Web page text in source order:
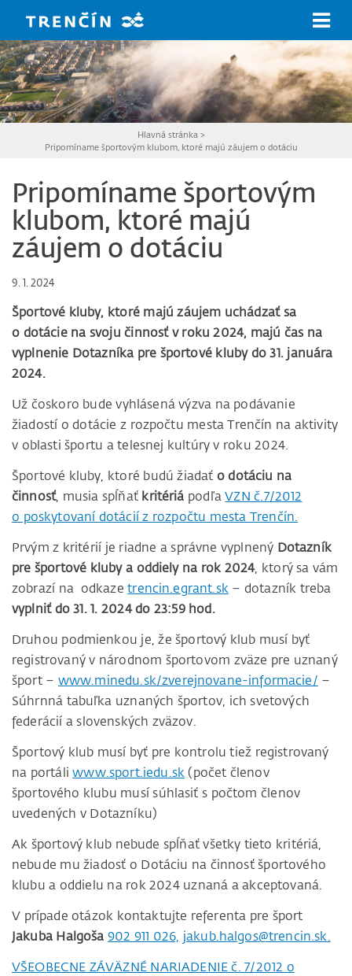
Hlavná stránka >
Pripomíname športovým klubom, ktoré majú záujem o dotáciu
Pripomíname športovým
klubom, ktoré majú
záujem o dotáciu
9. 1. 2024
Športové kluby, ktoré majú záujem uchádzať sa
o dotácie na svoju činnosť v roku 2024, majú čas na
vyplnenie Dotazníka pre športové kluby do 31. januára
2024.
Už čoskoro bude vyhlásená výzva na podávanie
žiadostí o dotácie z rozpočtu mesta Trenčín na aktivity
v oblasti športu a telesnej kultúry v roku 2024.
Športové kluby, ktoré budú žiadať o dotáciu na
činnosť, musia spĺňať kritériá podľaVZN č.7/2012
o poskytovaní dotácií z rozpočtu mesta Trenčín.
Prvým z kritérií je riadne a správne vyplnený Dotazník
pre športové kluby a oddiely na rok 2024, ktorý sa vám
zobrazí na odkazetrencin.egrant.sk– dotazník treba
vyplniť do 31. 1. 2024 do 23:59 hod.
Druhou podmienkou je, že športový klub musí byť
registrovaný v národnom športovom zväze pre uznaný
šport – www.minedu.sk/zverejnovane-informacie/ –
Súhrnná tabuľka uznaných športov, ich svetových
federácií a slovenských zväzov.
Športový klub musí byť pre kontrolu tiež registrovaný
na portáliwww.sport.iedu.sk (počet členov
športového klubu musí súhlasiť s počtom členov
uvedených v Dotazníku)
Ak športový klub nebude spĺňať všetky tieto kritériá,
nebude mu žiadosť o Dotáciu na činnosť športového
klubu a oddielu na rok 2024 uznaná a akceptovaná.
V prípade otázok kontaktujte referenta pre šport
Jakuba Halgoša 902 911 026, jakub.halgos@trencin.sk.
VŠEOBECNE ZÁVÄZNÉ NARIADENIE č. 7/2012 o